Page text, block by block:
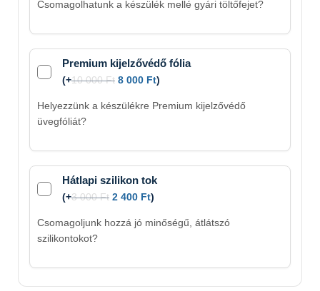
Csomagolhatunk a készülék mellé gyári töltőfejet?
Premium kijelzővédő fólia
(+10 000Ft 8 000 Ft)
Helyezzünk a készülékre Premium kijelzővédő
üvegfóliát?
Hátlapi szilikon tok
(+3 000Ft 2 400 Ft)
Csomagoljunk hozzá jó minőségű, átlátszó
szilikontokot?